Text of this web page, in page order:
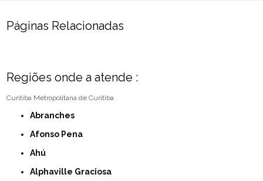
Páginas Relacionadas
Regiões onde a atende :
Curitiba Metropolitana de Curitiba
Abranches
Afonso Pena
Ahú
Alphaville Graciosa